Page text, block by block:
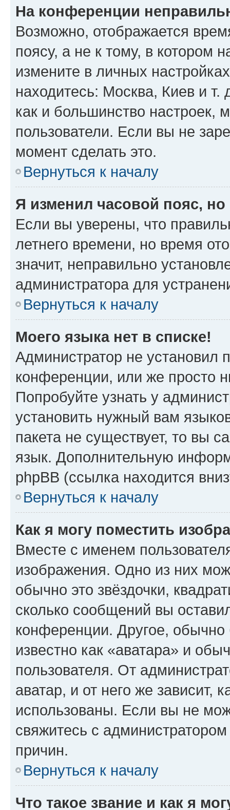
На конференции
Возможно, отображается
поясу, а не к тому, в котором
измените в личных
находитесь: Москва, Киев и т.
как и большинство настроек,
пользователи. Если вы не
момент сделать это.
Вернуться к началу
Я изменил часовой пояс,
Если вы уверены, что
летнего времени, но время
значит, неправильно
администратора для
Вернуться к началу
Моего языка нет в списке!
Администратор не установил
конференции, или же просто
Попробуйте узнать у
установить нужный вам
пакета не существует, то вы
язык. Дополнительную
phpBB (ссылка находится
Вернуться к началу
Как я могу поместить
Вместе с именем
изображения. Одно из них
обычно это звёздочки,
сколько сообщений вы
конференции. Другое,
известно как «аватара» и
пользователя. От
аватар, и от него же зависит,
использованы. Если вы не
свяжитесь с
причин.
Вернуться к началу
Что такое звание и как я